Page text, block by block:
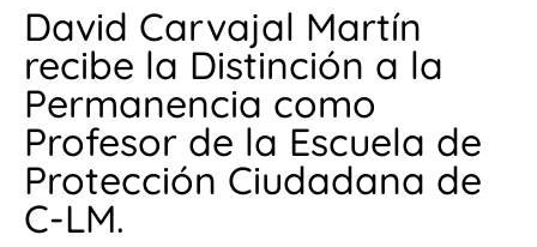
David Carvajal Martín
recibe la Distinción a la
Permanencia como
Profesor de la Escuela de
Protección Ciudadana de
C-LM.